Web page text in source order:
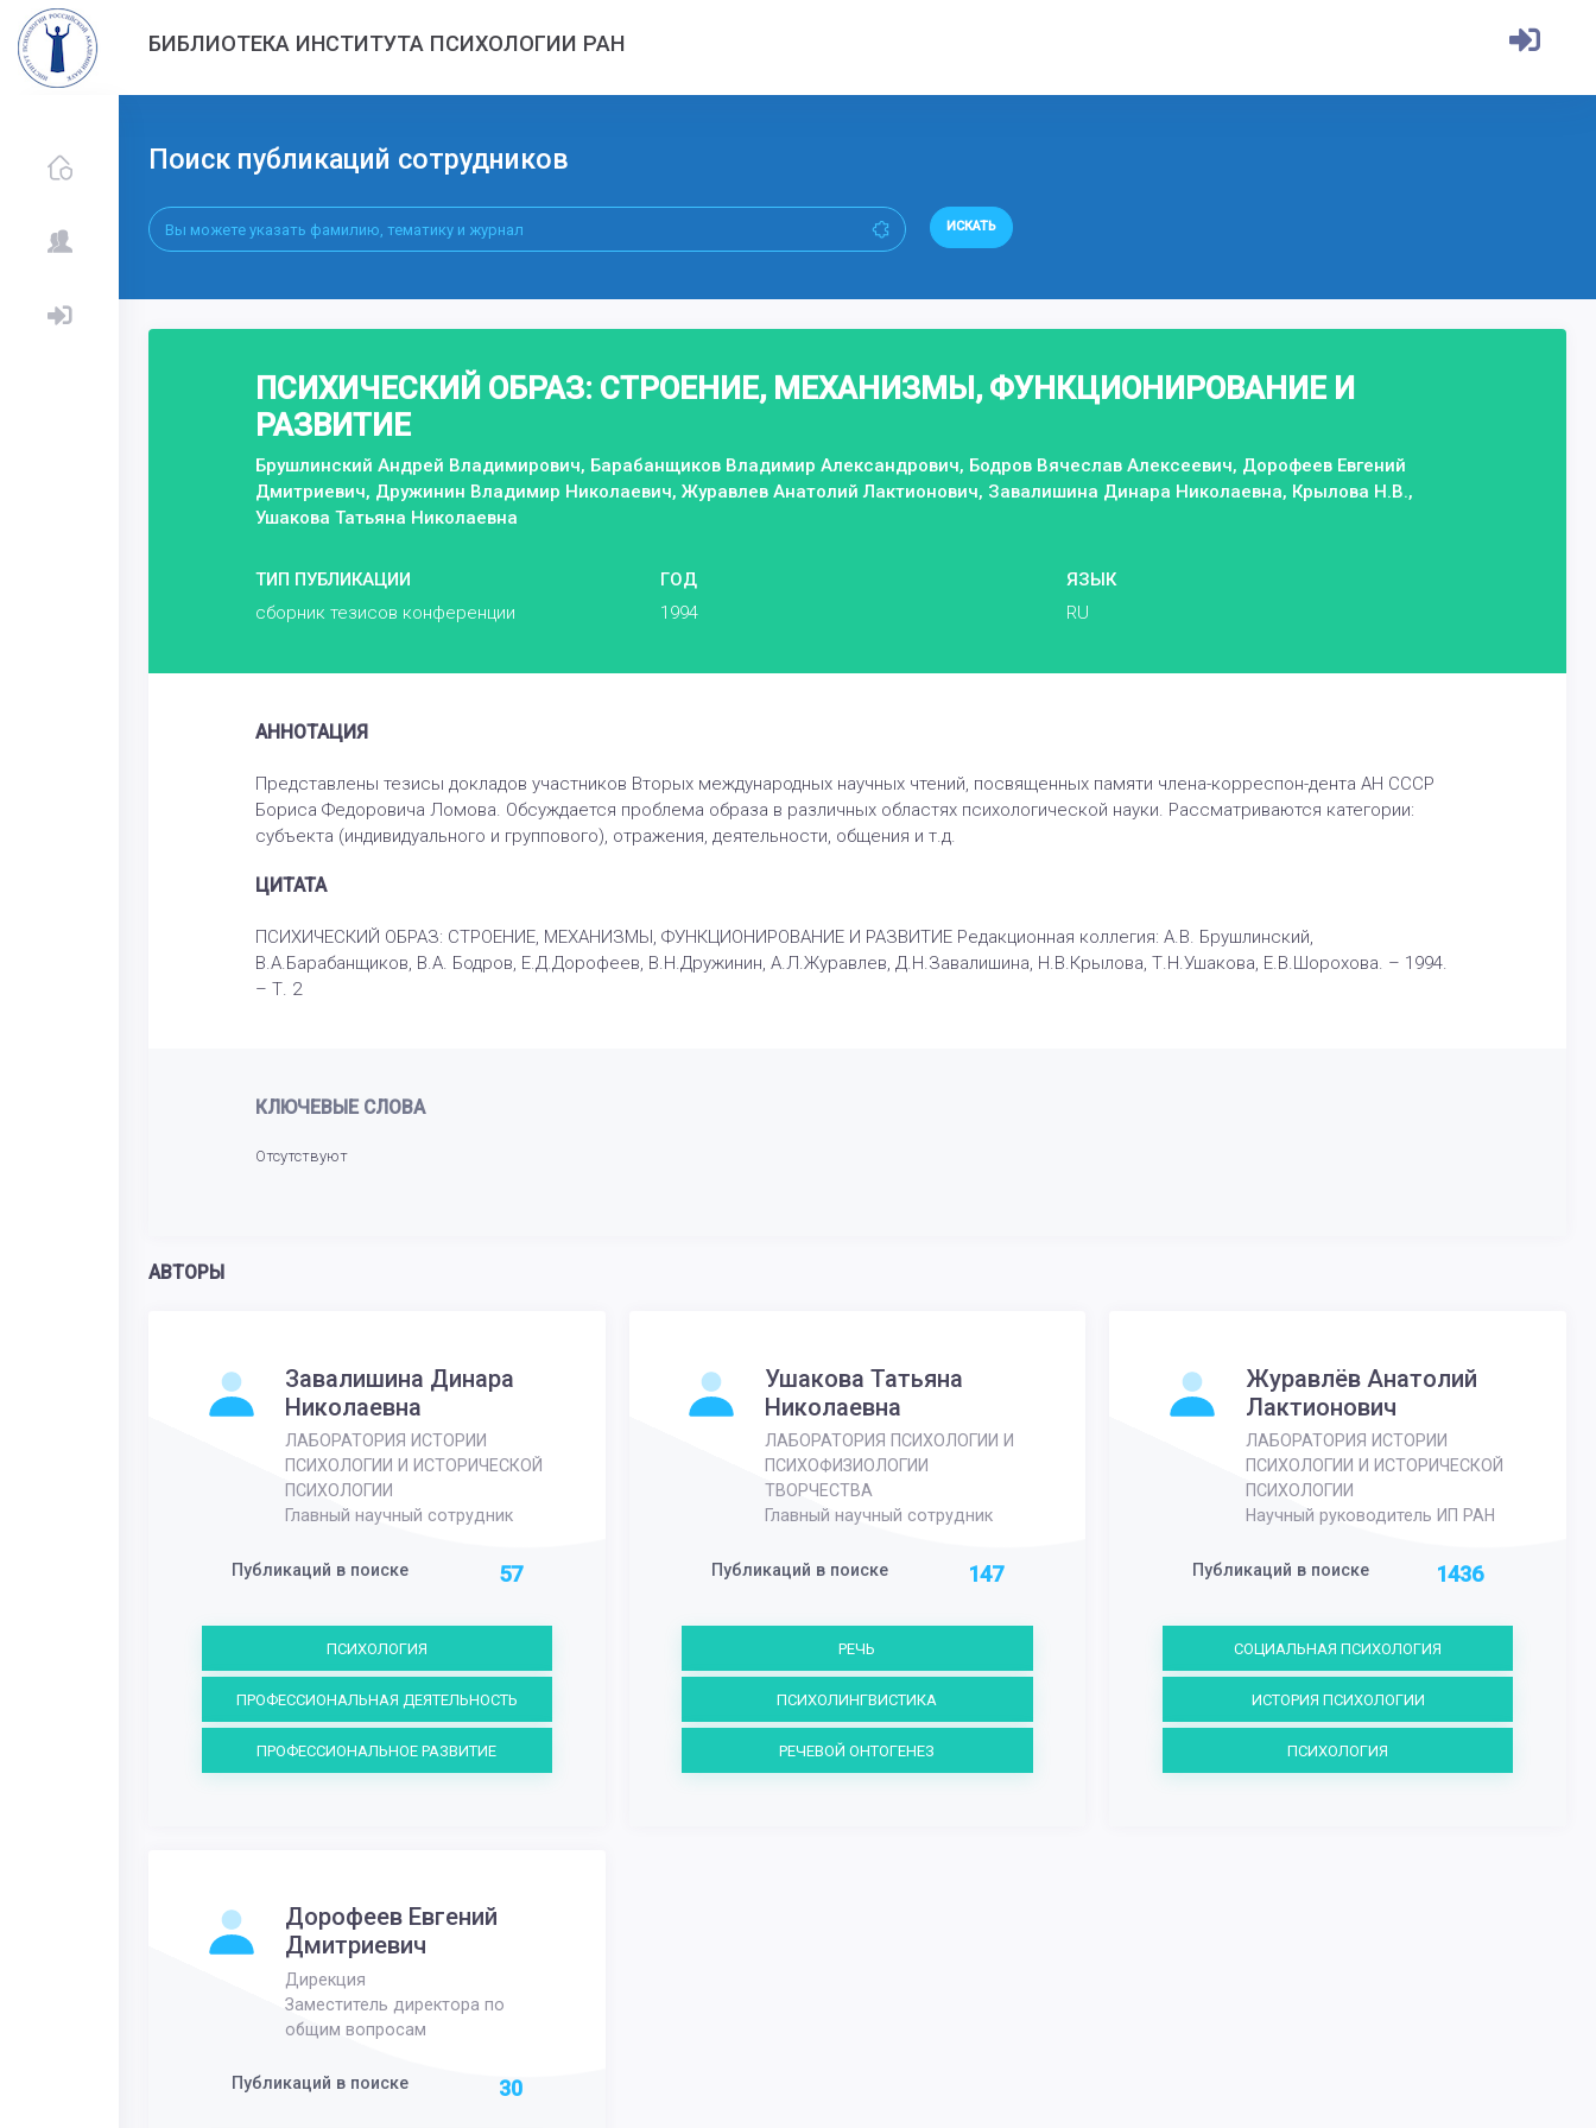
БИБЛИОТЕКА ИНСТИТУТА ПСИХОЛОГИИ РАН
Поиск публикаций сотрудников
ИСКАТЬ
ПСИХИЧЕСКИЙ ОБРАЗ: СТРОЕНИЕ, МЕХАНИЗМЫ, ФУНКЦИОНИРОВАНИЕ И
РАЗВИТИЕ
Брушлинский Андрей Владимирович, Барабанщиков Владимир Александрович, Бодров Вячеслав Алексеевич, Дорофеев Евгений
Дмитриевич, Дружинин Владимир Николаевич, Журавлев Анатолий Лактионович, Завалишина Динара Николаевна, Крылова Н.В.,
Ушакова Татьяна Николаевна
ТИП ПУБЛИКАЦИИ
сборник тезисов конференции
ГОД
1994
ЯЗЫК
RU
АННОТАЦИЯ
Представлены тезисы докладов участников Вторых международных научных чтений, посвященных памяти члена-корреспон-дента АН СССР
Бориса Федоровича Ломова. Обсуждается проблема образа в различных областях психологической науки. Рассматриваются категории:
субъекта (индивидуального и группового), отражения, деятельности, общения и т.д.
ЦИТАТА
ПСИХИЧЕСКИЙ ОБРАЗ: СТРОЕНИЕ, МЕХАНИЗМЫ, ФУНКЦИОНИРОВАНИЕ И РАЗВИТИЕ Редакционная коллегия: A.B. Брушлинский,
B.А.Барабанщиков, В.А. Бодров, Е.Д.Дорофеев, В.Н.Дружинин, А.Л.Журавлев, Д.Н.Завалишина, Н.В.Крылова, Т.Н.Ушакова, Е.В.Шорохова. – 1994.
– Т. 2
КЛЮЧЕВЫЕ СЛОВА
Отсутствуют
АВТОРЫ
Завалишина Динара
Николаевна
ЛАБОРАТОРИЯ ИСТОРИИ
ПСИХОЛОГИИ И ИСТОРИЧЕСКОЙ
ПСИХОЛОГИИ
Главный научный сотрудник
Публикаций в поиске 57
ПСИХОЛОГИЯ
ПРОФЕССИОНАЛЬНАЯ ДЕЯТЕЛЬНОСТЬ
ПРОФЕССИОНАЛЬНОЕ РАЗВИТИЕ
Ушакова Татьяна
Николаевна
ЛАБОРАТОРИЯ ПСИХОЛОГИИ И
ПСИХОФИЗИОЛОГИИ
ТВОРЧЕСТВА
Главный научный сотрудник
Публикаций в поиске 147
РЕЧЬ
ПСИХОЛИНГВИСТИКА
РЕЧЕВОЙ ОНТОГЕНЕЗ
Журавлёв Анатолий
Лактионович
ЛАБОРАТОРИЯ ИСТОРИИ
ПСИХОЛОГИИ И ИСТОРИЧЕСКОЙ
ПСИХОЛОГИИ
Научный руководитель ИП РАН
Публикаций в поиске 1436
СОЦИАЛЬНАЯ ПСИХОЛОГИЯ
ИСТОРИЯ ПСИХОЛОГИИ
ПСИХОЛОГИЯ
Дорофеев Евгений
Дмитриевич
Дирекция
Заместитель директора по
общим вопросам
Публикаций в поиске 30